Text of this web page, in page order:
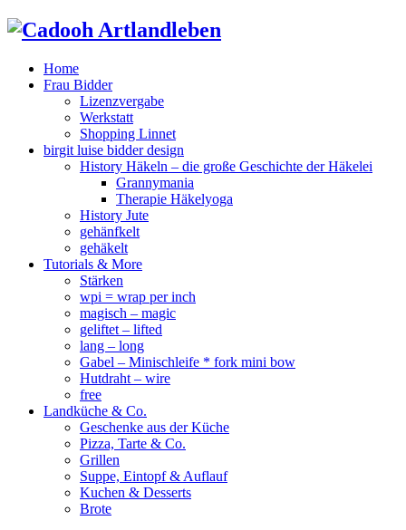
Home
Frau Bidder
Lizenzvergabe
Werkstatt
Shopping Linnet
birgit luise bidder design
History Häkeln – die große Geschichte der Häkelei
Grannymania
Therapie Häkelyoga
History Jute
gehänfkelt
gehäkelt
Tutorials & More
Stärken
wpi = wrap per inch
magisch – magic
geliftet – lifted
lang – long
Gabel – Minischleife * fork mini bow
Hutdraht – wire
free
Landküche & Co.
Geschenke aus der Küche
Pizza, Tarte & Co.
Grillen
Suppe, Eintopf & Auflauf
Kuchen & Desserts
Brote